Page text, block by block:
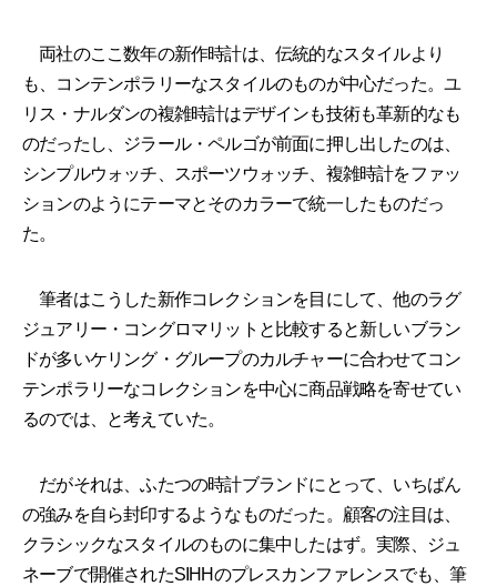
両社のここ数年の新作時計は、伝統的なスタイルより
も、コンテンポラリーなスタイルのものが中心だった。ユ
リス・ナルダンの複雑時計はデザインも技術も革新的なも
のだったし、ジラール・ペルゴが前面に押し出したのは、
シンプルウォッチ、スポーツウォッチ、複雑時計をファッ
ションのようにテーマとそのカラーで統一したものだっ
た。
筆者はこうした新作コレクションを目にして、他のラグ
ジュアリー・コングロマリットと比較すると新しいブラン
ドが多いケリング・グループのカルチャーに合わせてコン
テンポラリーなコレクションを中心に商品戦略を寄せてい
るのでは、と考えていた。
だがそれは、ふたつの時計ブランドにとって、いちばん
の強みを自ら封印するようなものだった。顧客の注目は、
クラシックなスタイルのものに集中したはず。実際、ジュ
ネーブで開催されたSIHHのプレスカンファレンスでも、筆